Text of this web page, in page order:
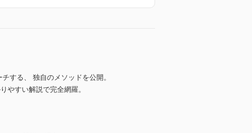
する、 独自のメソッドを公開。
やすい解説で完全網羅。